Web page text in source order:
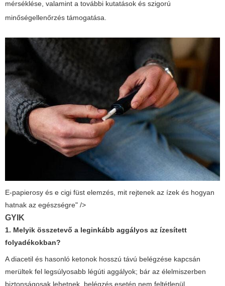
mérséklése, valamint a további kutatások és szigorú
minőségellenőrzés támogatása.
E-papierosy és e cigi füst elemzés, mit rejtenek az ízek és hogyan
hatnak az egészségre" />
GYIK
1. Melyik összetevő a leginkább aggályos az ízesített
folyadékokban?
A diacetil és hasonló ketonok hosszú távú belégzése kapcsán
merültek fel legsúlyosabb légúti aggályok; bár az élelmiszerben
biztonságosak lehetnek, belégzés esetén nem feltétlenül